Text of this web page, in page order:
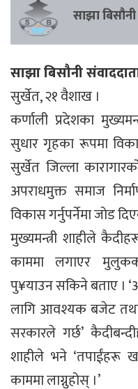
साझा बिसौनी
साझा बिसौनी
सुर्खेत, २१ वैशाख ।
कर्णाली प्रदेशका
सुधार गृहका रूपमा
सुर्खेत जिल्ला
अपराधमुक्त समाज
विकास गर्नुपर्नेमा जोड
मुख्यमन्त्री शाहीले
काममा लगाएर
पु¥याउन सकिने बताए ।
लागि आवश्यक बजेट तथा
सरकारले गर्छ’
शाहीले भने ‘तपाईंहरू
काममा लाग्नुहोस् ।’